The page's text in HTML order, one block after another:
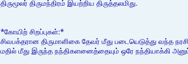
திருமூலர் திருமந்திரம் இயற்றிய திருத்தலமிது.
*கோயிற் சிறப்புகள்:*
சிவபக்தரான திருமாளிகை தேவர் மீது படையெடுத்து வந்த
மதில் மீது இருந்த நந்திகளனைத்தையும் ஒரே நந்தியாக்கி